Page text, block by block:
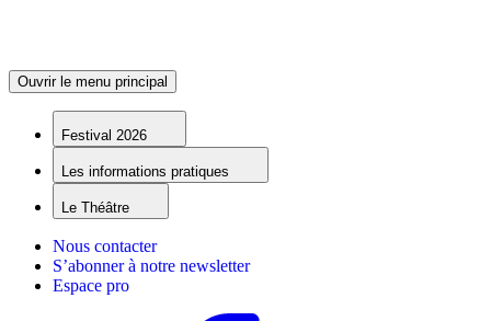
Ouvrir le menu principal
Festival 2026
Les informations pratiques
Le Théâtre
Nous contacter
S’abonner à notre newsletter
Espace pro